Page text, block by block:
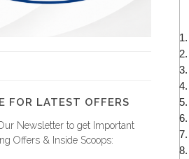
FOR LATEST OFFERS
Newsletter to get Important
Offers & Inside Scoops: